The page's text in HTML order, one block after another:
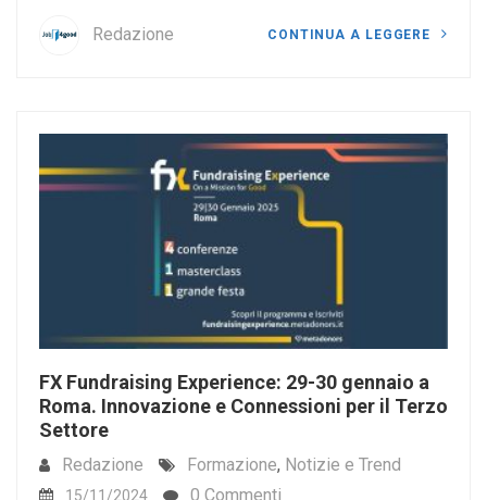
Redazione CONTINUA A LEGGERE
FX Fundraising Experience: 29-30 gennaio a
Roma. Innovazione e Connessioni per il Terzo
Settore
Redazione Formazione, Notizie e Trend
15/11/2024 0 Commenti